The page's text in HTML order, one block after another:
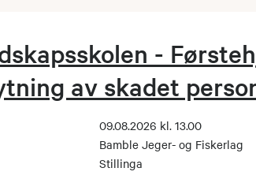
tlf 90887861
tlf 99323861
-
av skadet
09.08.2026 kl. 13.00
Bamble Jeger- og Fiskerlag
Stillinga